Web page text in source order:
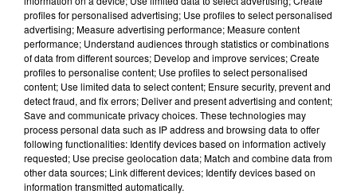
18 juin 2025
ASSISTANT STORE MANAGER H/F
SALOMON
Salomon est le leader dans l'équipement de
sports Outdoor (footwear, trail running, ski,
snowboard, sportstyle).
profiles for personalised advertising; Use profiles to select personalised
advertising; Measure advertising performance; Measure content
performance; Understand audiences through statistics or combinations
of data from different sources; Develop and improve services; Create
profiles to personalise content; Use profiles to select personalised
content; Use limited data to select content; Ensure security, prevent and
detect fraud, and fix errors; Deliver and present advertising and content;
Save and communicate privacy choices. These technologies may
process personal data such as IP address and browsing data to offer
following functionalities: Identify devices based on information actively
requested; Use precise geolocation data; Match and combine data from
other data sources; Link different devices; Identify devices based on
information transmitted automatically.